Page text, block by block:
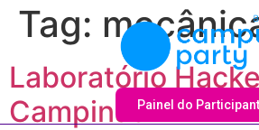
Painel do
Tag:
Laboratório
Campinas